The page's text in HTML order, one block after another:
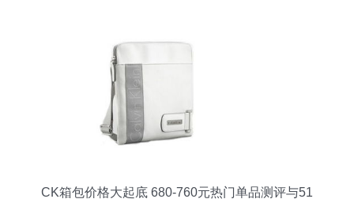
CK箱包价格大起底 680-760元热门单品测评与51